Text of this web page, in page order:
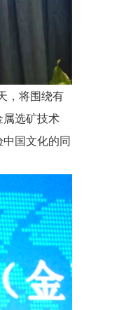
，将围绕有
选矿技术
国文化的同